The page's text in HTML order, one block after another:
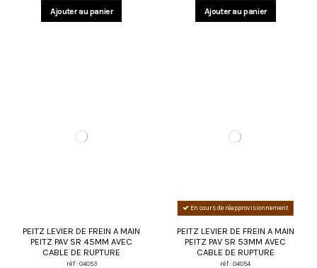
Ajouter au panier Ajouter au panier
PEITZ LEVIER DE FREIN A MAIN
PEITZ PAV SR 45MM AVEC
CABLE DE RUPTURE
réf : 04053
En cours de réapprovisionnement
PEITZ LEVIER DE FREIN A MAIN
PEITZ PAV SR 53MM AVEC
CABLE DE RUPTURE
réf : 04054